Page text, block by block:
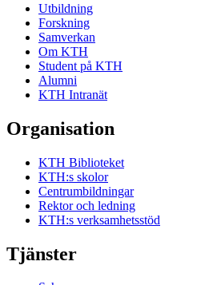
Utbildning
Forskning
Samverkan
Om KTH
Student på KTH
Alumni
KTH Intranät
Organisation
KTH Biblioteket
KTH:s skolor
Centrumbildningar
Rektor och ledning
KTH:s verksamhetsstöd
Tjänster